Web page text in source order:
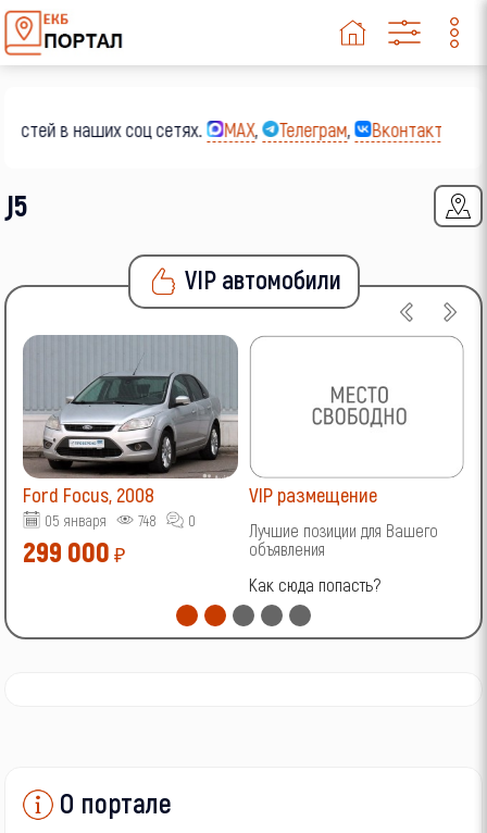
в наших соц сетях. MAX, Телеграм, Вконтакте,
J5
VIP автомобили
Ford Focus, 2008
05 января 748 0
299 000 ₽
VIP размещение
Лучшие позиции для Вашего
объявления
Как сюда попасть?
О портале